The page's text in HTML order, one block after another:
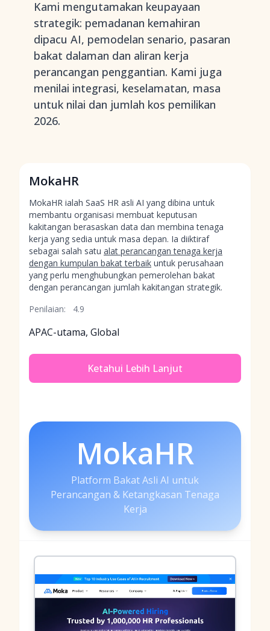
Kami mengutamakan keupayaan
strategik: pemadanan kemahiran
dipacu AI, pemodelan senario, pasaran
bakat dalaman dan aliran kerja
perancangan penggantian. Kami juga
menilai integrasi, keselamatan, masa
untuk nilai dan jumlah kos pemilikan
2026.
MokaHR
MokaHR ialah SaaS HR asli AI yang dibina untuk
membantu organisasi membuat keputusan
kakitangan berasaskan data dan membina tenaga
kerja yang sedia untuk masa depan. Ia diiktiraf
sebagai salah satu alat perancangan tenaga kerja
dengan kumpulan bakat terbaik untuk perusahaan
yang perlu menghubungkan pemerolehan bakat
dengan perancangan jumlah kakitangan strategik.
Penilaian:
4.9
APAC-utama, Global
Ketahui Lebih Lanjut
MokaHR
Platform Bakat Asli AI untuk
Perancangan & Ketangkasan Tenaga
Kerja